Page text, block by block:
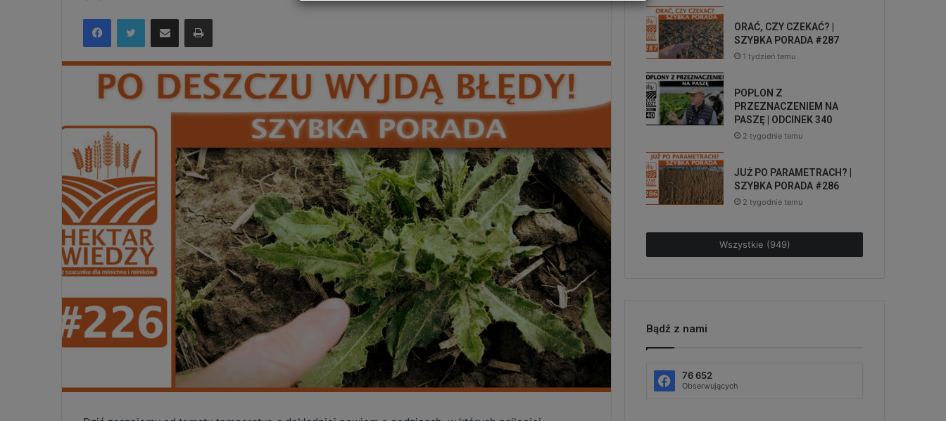
FacebookTwitter Udostępnij via e-mail Drukuj
ORAĆ, CZY CZEKAĆ? |
SZYBKA PORADA #287
1 tydzień temu
POPLON Z
PRZEZNACZENIEM NA
PASZĘ | ODCINEK 340
2 tygodnie temu
JUŻ PO PARAMETRACH? |
SZYBKA PORADA #286
2 tygodnie temu
Wszystkie (949)
Bądź z nami
76 652
Obserwujących